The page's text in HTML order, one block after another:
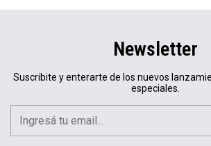
Newsletter
Suscribite y enterarte de los nuevos
especiales.